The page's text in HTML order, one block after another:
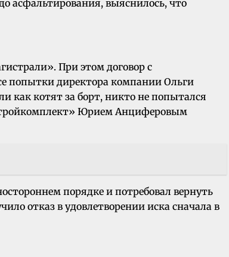
асфальтирования, выяснилось, что
При этом договор с
попытки директора компании Ольги
как котят за борт, никто не попытался
Юрием Анциферовым
порядке и потребовал вернуть
отказ в удовлетворении иска сначала в